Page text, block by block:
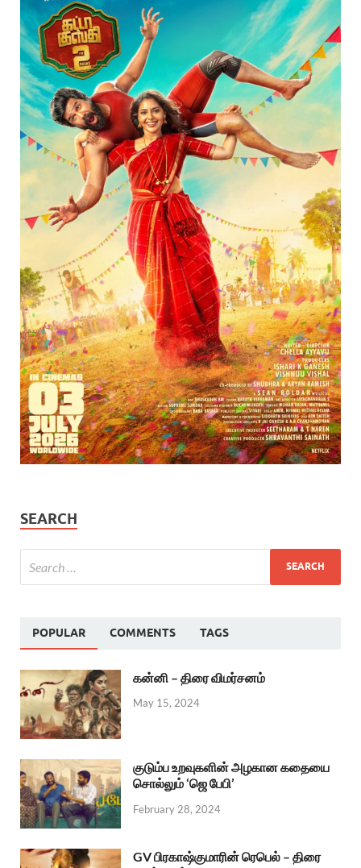
SEARCH
POPULAR COMMENTS TAGS
கன்னி – திரை விமர்சனம்
May 15, 2024
குடும்ப உறவுகளின் அழகான கதையை
சொல்லும் ‘ஜெ பேபி’
February 28, 2024
GV பிரகாஷ்குமாரின் ரெபெல் – திரை